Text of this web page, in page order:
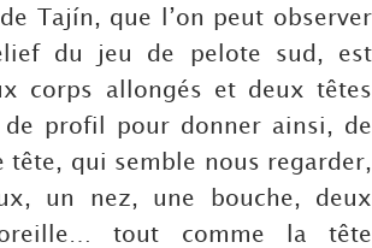
Tajín, que l’on peut observer
du jeu de pelote sud, est
corps allongés et deux têtes
de profil pour donner ainsi, de
tête, qui semble nous regarder,
un nez, une bouche, deux
tout comme la tête